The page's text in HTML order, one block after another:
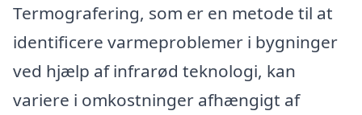
Termografering, som er en metode til at
identificere varmeproblemer i bygninger
ved hjælp af infrarød teknologi, kan
variere i omkostninger afhængigt af